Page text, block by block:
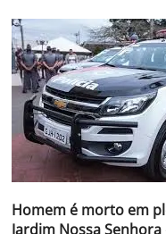
Homem é morto em
Jardim Nossa